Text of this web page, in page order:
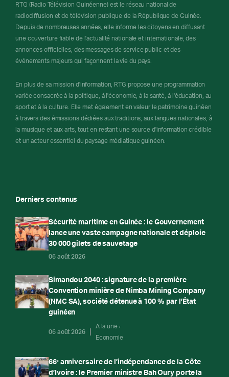
RTG (Radio Télévision Guinéenne) est le réseau national de
radiodiffusion et de télévision publique de la République de Guinée.
Depuis de nombreuses années, elle informe les citoyens en diffusant
une couverture fiable de l'actualité nationale et internationale, des
annonces officielles, des messages de service public et des
événements majeurs qui façonnent la vie du pays.
En plus de sa mission d'information, RTG propose une programmation
variée consacrée à la politique, à l'économie, à la santé, à l'éducation, au
sport et à la culture. Elle met également en valeur le patrimoine guinéen
à travers des émissions dédiées aux traditions, aux langues nationales, à
la musique et aux arts, tout en restant une source d'information crédible
et un acteur essentiel du paysage médiatique guinéen.
Derniers contenus
Sécurité maritime en Guinée : le Gouvernement
lance une vaste campagne nationale et déploie
30 000 gilets de sauvetage
06 août 2026
Simandou 2040 : signature de la première
Convention minière de Nimba Mining Company
(NMC SA), société détenue à 100 % par l’État
guinéen
06 août 2026
A la une
Economie
66ᵉ anniversaire de l’indépendance de la Côte
d’Ivoire : le Premier ministre Bah Oury porte la